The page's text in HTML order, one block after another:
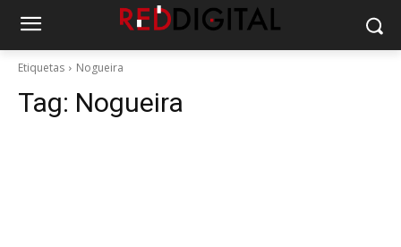
Etiquetas Nogueira
Tag: Nogueira